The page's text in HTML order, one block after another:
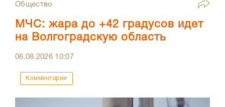
Общество
МЧС: жара до +42 градусов идет
на Волгоградскую область
06.08.2026 10:07
Комментарии